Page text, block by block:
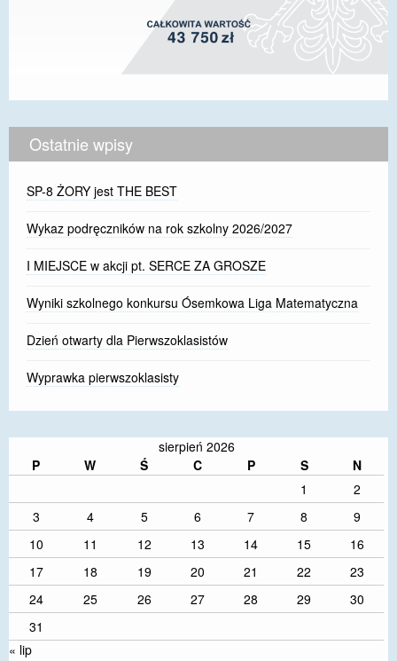
Ostatnie wpisy
SP-8 ŻORY jest THE BEST
Wykaz podręczników na rok szkolny 2026/2027
I MIEJSCE w akcji pt. SERCE ZA GROSZE
Wyniki szkolnego konkursu Ósemkowa Liga Matematyczna
Dzień otwarty dla Pierwszoklasistów
Wyprawka pierwszoklasisty
sierpień 2026
P
W Ś C P S
N
1
2
3
4 5 6 7 8
9
10
11 12 13 14 15
16
17
18 19 20 21 22
23
24
25 26 27 28 29
30
31
« lip